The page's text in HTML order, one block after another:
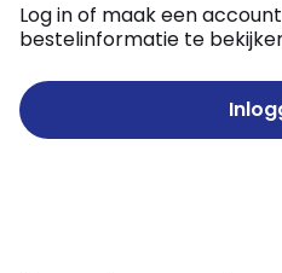
Log in of maak een
bestelinformatie te